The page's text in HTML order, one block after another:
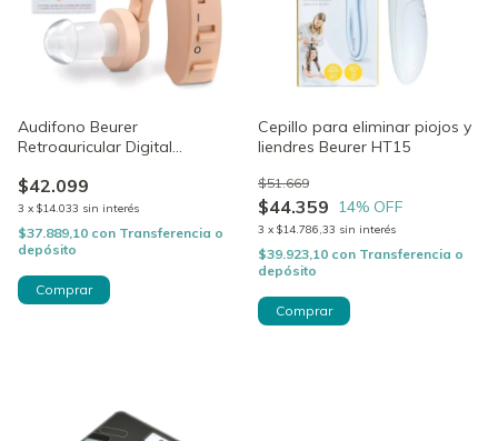
Audifono Beurer
Retroauricular Digital
$42.099
3 x $14.033 sin interés
$37.889,10 con Transferencia o
depósito
Cepillo para eliminar piojos y
liendres Beurer HT15
$44.359
$51.669
14% OFF
3 x $14.786,33 sin interés
$39.923,10 con Transferencia o
depósito